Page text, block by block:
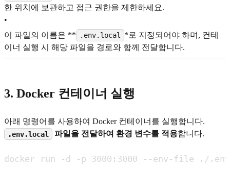
한 위치에 보관하고 접근 권한을 제한하세요.
•
이 파일의 이름은 **
.env.local
*로 지정되어야 하며, 컨테
이너 실행 시 해당 파일을 경로와 함께 전달합니다.
3. Docker 컨테이너 실행
아래 명령어를 사용하여 Docker 컨테이너를 실행합니다.
.env.local 파일을 전달하여 환경 변수를 적용합니다.